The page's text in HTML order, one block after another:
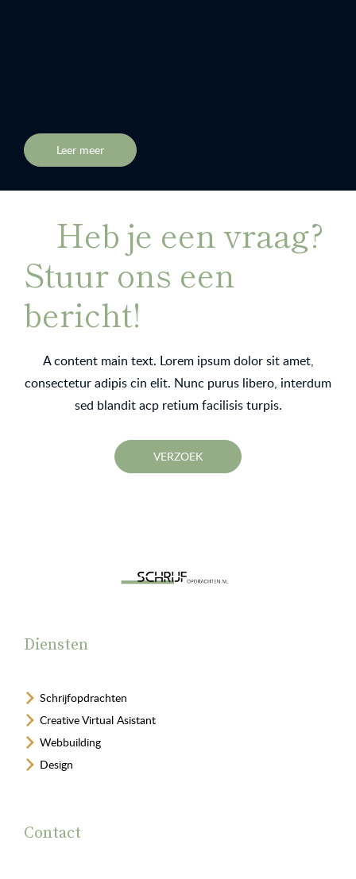
Leer meer
Heb je een vraag?
Stuur ons een
bericht!
A content main text. Lorem ipsum dolor sit amet,
consectetur adipis cin elit. Nunc purus libero, interdum
sed blandit acp retium facilisis turpis.
VERZOEK
Diensten
Schrijfopdrachten
Creative Virtual Asistant
Webbuilding
Design
Contact